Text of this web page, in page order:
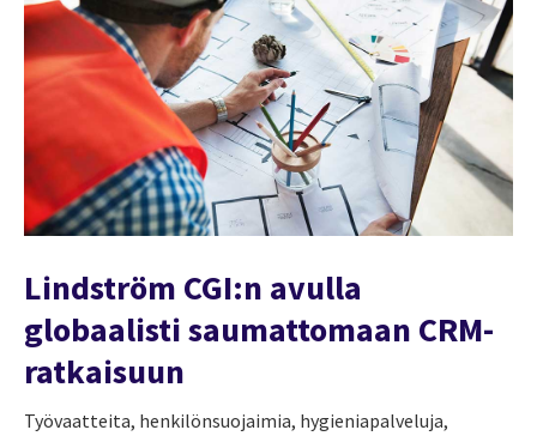
Lindström CGI:n avulla
globaalisti saumattomaan CRM-
ratkaisuun
Työvaatteita, henkilönsuojaimia, hygieniapalveluja,